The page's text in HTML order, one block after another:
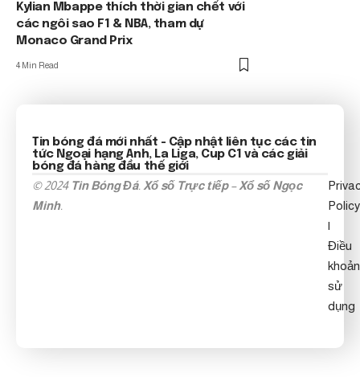
Kylian Mbappe thích thời gian chết với
các ngôi sao F1 & NBA, tham dự
Monaco Grand Prix
4 Min Read
Tin bóng đá mới nhất - Cập nhật liên tục các tin
tức Ngoại hạng Anh, La Liga, Cup C1 và các giải
bóng đá hàng đầu thế giới
© 2024 Tin Bóng Đá. Xổ số Trực tiếp–Xổ số Ngọc
Minh.
Policy
|
Điều
khoản
sử
dụng